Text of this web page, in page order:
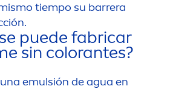
tiempo su barrera
puede fabricar
sin colorantes?
emulsión de agua en